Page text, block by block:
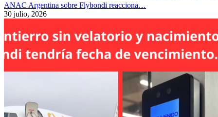
ANAC Argentina sobre Flybondi reacciona…
30 julio, 2026